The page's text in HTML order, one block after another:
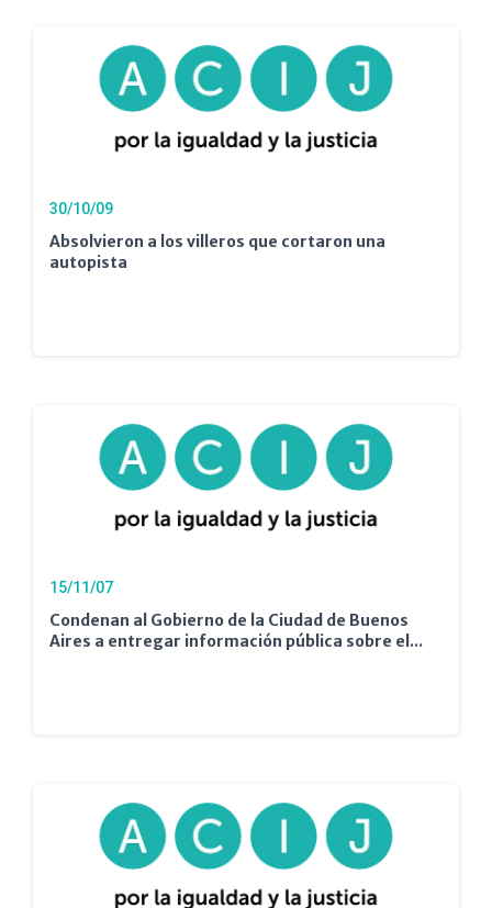
30/10/09
Absolvieron a los villeros que cortaron una
autopista
15/11/07
Condenan al Gobierno de la Ciudad de Buenos
Aires a entregar información pública sobre el...